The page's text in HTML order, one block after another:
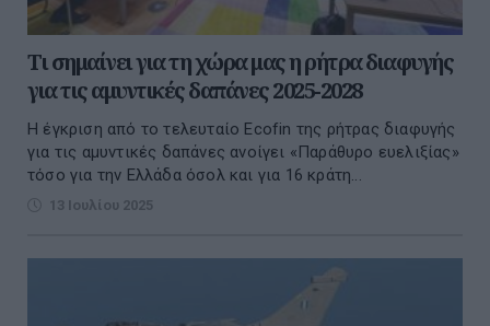
Τι σημαίνει για τη χώρα μας η ρήτρα διαφυγής
για τις αμυντικές δαπάνες 2025-2028
Η έγκριση από το τελευταίο Ecofin της ρήτρας διαφυγής
για τις αμυντικές δαπάνες ανοίγει «Παράθυρο ευελιξίας»
τόσο για την Ελλάδα όσολ και για 16 κράτη...
13 Ιουλίου 2025